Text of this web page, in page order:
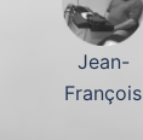
Jean-
François